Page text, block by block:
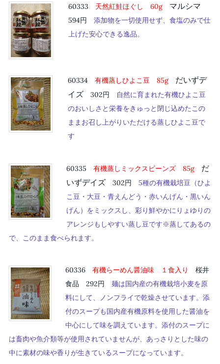
60333 天然紅鮭ほぐし 60g マルシマ
594円 添加物を一切使用せず、食塩のみで仕
上げた安心できる逸品。
60334 有機蒸しひよこ豆 85g
だいずデ
イズ302円
自然に育まれた有機ひよこ豆
のおいしさと栄養をきゅっと閉じ込めたこの
ままお召し上がりいただける蒸しひよこ豆で
す
60335 有機蒸しミックスビーンズ 85g
だ
いずデイズ302円 5種の有機栽培豆（ひよ
こ豆・大豆・青えんどう・赤いんげん・黒いん
げん）をミックスし、彩り鮮やかにりょゆりの
アレンジもしやすい蒸し豆です※蒸してあるの
で、このまま食べられます。
60336 有機らーめん醤油味 １食入り
桜井
食品 292円 麺は国内産の有機栽培小麦を原
料にして、ノンフライで乾燥させています。添
付のスープも国内産有機原料を使用した醤油を
中心にして味を調えています。添付のスープに
は畜肉や魚介類等が使用されていませんが、あっさりとした味の
中に素材の味や香りが生きているスープになっています。